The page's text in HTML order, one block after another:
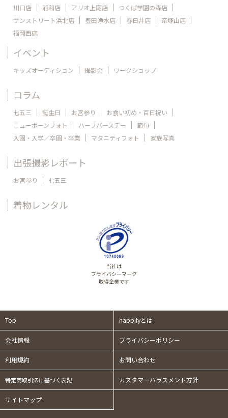
川口店
浦和店 アリオ上尾店
つくば学園の森店
サンストリート浜北店
豊田浄水店 春日井店
帝塚山店
福岡西店
イベント
キッズオーディション 撮影会 ワークショップ
コラム
七五三 誕生日 お宮参り
お食い初め・百日祝い
ニューボーンフォト
ハーフバースデー
節句
入園・入学／卒園・卒業
マタニティフォト 家族写真
出張撮影レポート
お宮参り 七五三
着物レンタル
当社は
プライバシーマーク
取得企業です
Top happilyとは
会社情報 プライバシーポリシー
利用規約 お問い合わせ
特定商取引法に基づく表記 カスタマーハラスメント方針
サイトマップ